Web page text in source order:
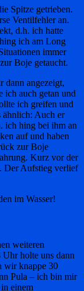
Spitze getrieben.
Ventilfehler an.
d.h. ich hatte
ich am Long
immer
Boje getaucht.
dann angezeigt,
ich auch getan und
ich greifen und
ähnlich: Auch er
ich hing bei ihm an
auf und haben
zur Boje
Kurz vor der
Der Aufstieg verlief
im Wasser!
weiteren
holte uns dann
wir knappe 30
Pula – ich bin mir
einem